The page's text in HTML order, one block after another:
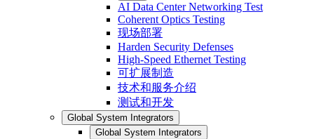
AI Data Center Networking Test
Coherent Optics Testing
现场部署
Harden Security Defenses
High-Speed Ethernet Testing
可扩展制造
技术和服务介绍
测试和开发
Global System Integrators
Global System Integrators